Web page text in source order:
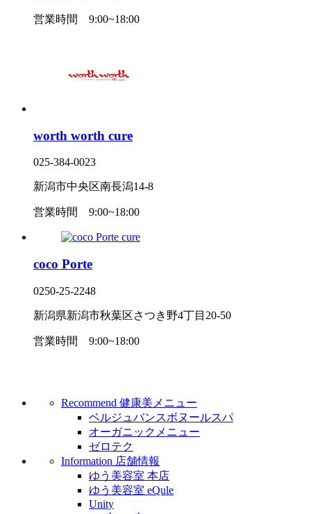
営業時間 9:00~18:00
worth worth cure
025-384-0023
新潟市中央区南長潟14-8
営業時間 9:00~18:00
coco Porte
0250-25-2248
新潟県新潟市秋葉区さつき野4丁目20-50
営業時間 9:00~18:00
Recommend 健康美メニュー
ベルジュバンスボヌールスパ
オーガニックメニュー
ゼロテク
Information 店舗情報
ゆう美容室 本店
ゆう美容室 eQule
Unity